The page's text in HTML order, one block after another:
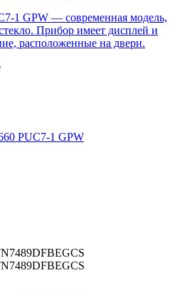
1 GPW — современная модель,
Прибор имеет дисплей и
расположенные на двери.
PUC7-1 GPW